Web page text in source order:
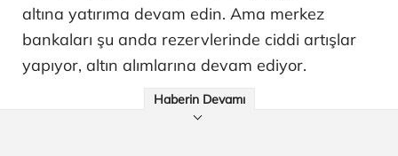
altına yatırıma devam edin. Ama merkez
bankaları şu anda rezervlerinde ciddi artışlar
yapıyor, altın alımlarına devam ediyor.
Haberin Devamı